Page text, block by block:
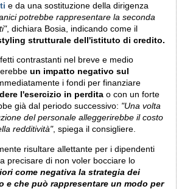
e da una sostituzione della dirigenza
potrebbe rappresentare la seconda
, dichiara Bosia, indicando come il
strutturale dell'istituto di credito.
contrastanti nel breve e medio
un impatto negativo sul
i fondi per finanziare
l'esercizio in perdita o con un forte
già dal periodo successivo: "Una volta
del personale alleggerirebbe il costo
redditività", spiega il consigliere.
risultare allettante per i dipendenti
precisare di non voler bocciare lo
come negativa la strategia dei
e che può rappresentare un modo per